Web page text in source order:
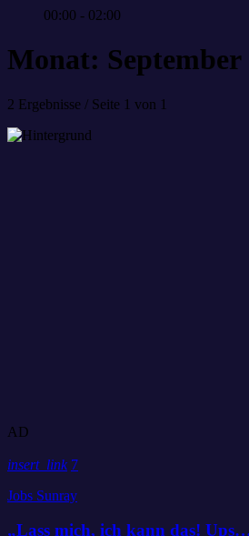
00:00 - 02:00
Monat: September
2 Ergebnisse / Seite 1 von 1
AD
insert_link 7
Jobs Sunray
„Lass mich, ich kann das!